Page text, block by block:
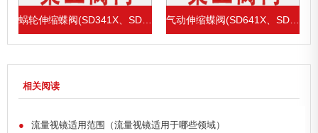
蜗轮伸缩蝶阀(SD341X、SD343H) 气动伸缩蝶阀(SD641X、SD643H)
相关阅读
●
流量视镜适用范围（流量视镜适用于哪些领域）